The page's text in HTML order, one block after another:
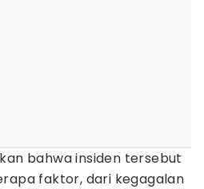
bahwa insiden tersebut
faktor, dari kegagalan